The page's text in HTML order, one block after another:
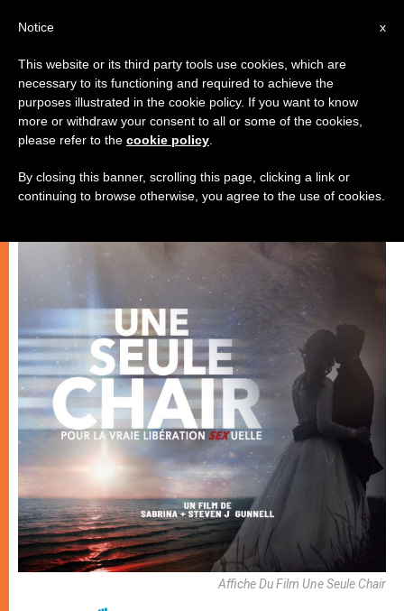
زواج وعائلة,فيلم ووثائقي,يوحنا بولس الثاني
Affiche Du Film Une Seule Chair
x
Notice
This website or its third party tools use cookies, which are
necessary to its functioning and required to achieve the
purposes illustrated in the cookie policy. If you want to know
more or withdraw your consent to all or some of the cookies,
please refer to the cookie policy
By closing this banner, scrolling this page, clicking a link or
continuing to browse otherwise, you agree to the use of cookies.